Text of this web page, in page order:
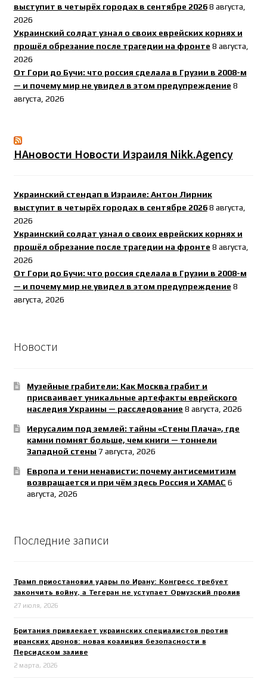
выступит в четырёх городах в сентябре 2026 8 августа,
2026
Украинский солдат узнал о своих еврейских корнях и
прошёл обрезание после трагедии на фронте 8 августа,
2026
От Гори до Бучи: что россия сделала в Грузии в 2008-м
— и почему мир не увидел в этом предупреждение 8
августа, 2026
НАновости Новости Израиля Nikk.Agency
Украинский стендап в Израиле: Антон Лирник
выступит в четырёх городах в сентябре 2026 8 августа,
2026
Украинский солдат узнал о своих еврейских корнях и
прошёл обрезание после трагедии на фронте 8 августа,
2026
От Гори до Бучи: что россия сделала в Грузии в 2008-м
— и почему мир не увидел в этом предупреждение 8
августа, 2026
Новости
Музейные грабители: Как Москва грабит и
присваивает уникальные артефакты еврейского
наследия Украины — расследование 8 августа, 2026
Иерусалим под землей: тайны «Стены Плача», где
камни помнят больше, чем книги — тоннели
Западной стены 7 августа, 2026
Европа и тени ненависти: почему антисемитизм
возвращается и при чём здесь Россия и ХАМАС 6
августа, 2026
Последние записи
Трамп приостановил удары по Ирану: Конгресс требует
закончить войну, а Тегеран не уступает Ормузский пролив
27 июля, 2026
Британия привлекает украинских специалистов против
иранских дронов: новая коалиция безопасности в
Персидском заливе
2 марта, 2026